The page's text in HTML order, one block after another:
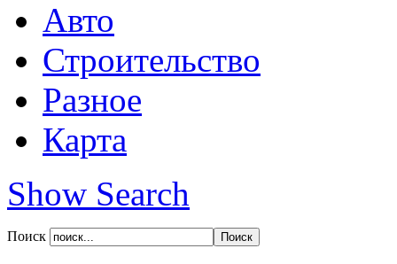
Авто
Строительство
Разное
Карта
Show Search
Поиск